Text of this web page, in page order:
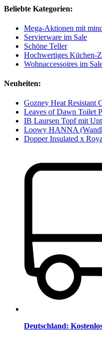
Beliebte Kategorien:
Mega-Aktionen mit
Servierware im Sale
Schöne Teller
Hochwertiges Küchen-
Wohnaccessoires im
Neuheiten:
Gozney Heat Resistant
Leaves of Dawn Toilet
IB Laursen Topf mit
Loowy HANNA
Dopper Insulated x
Deutschland: